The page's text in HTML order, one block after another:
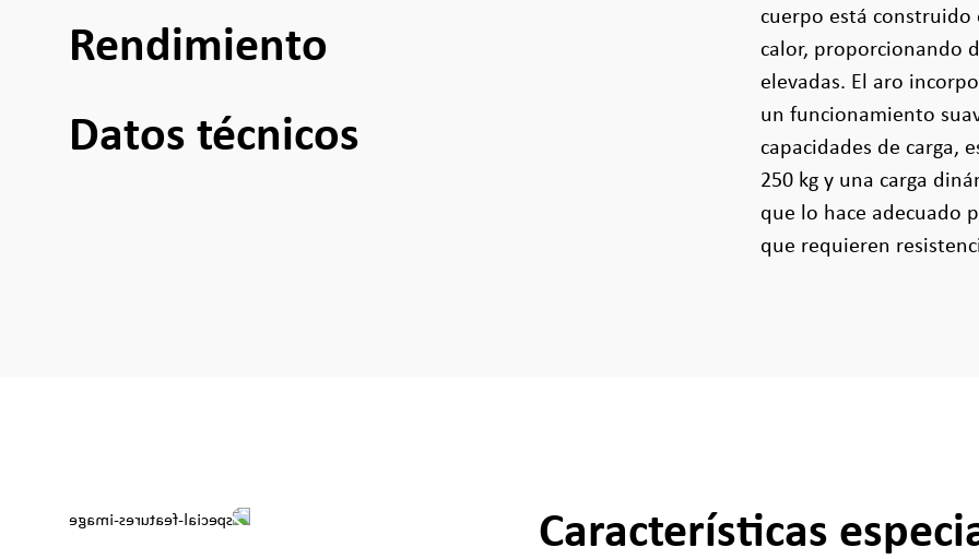
Rendimiento
Datos técnicos
cuerpo está
calor, proporcionando
elevadas. El aro
un funcionamiento
capacidades de carga,
250 kg y una carga
que lo hace adecuado
que requieren
Características